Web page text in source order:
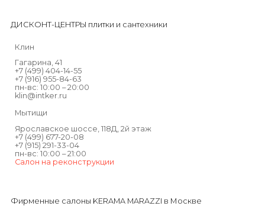
ДИСКОНТ-ЦЕНТРЫ плитки и сантехники
Клин
Гагарина, 41
+7 (499) 404-14-55
+7 (916) 955-84-63
пн-вс: 10:00 – 20:00
klin@intker.ru
Мытищи
Ярославское шоссе, 118Д, 2й этаж
+7 (499) 677-20-08
+7 (915) 291-33-04
пн-вс: 10:00 – 21:00
Салон на реконструкции
Фирменные салоны KERAMA MARAZZI в Москве